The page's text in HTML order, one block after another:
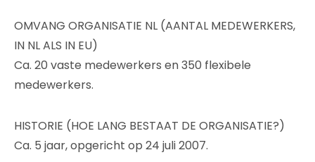
OMVANG ORGANISATIE NL (AANTAL MEDEWERKERS,
IN NL ALS IN EU)
Ca. 20 vaste medewerkers en 350 flexibele
medewerkers.
HISTORIE (HOE LANG BESTAAT DE ORGANISATIE?)
Ca. 5 jaar, opgericht op 24 juli 2007.